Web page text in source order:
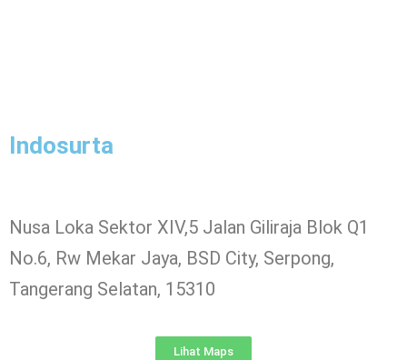
Indosurta
Nusa Loka Sektor XIV,5 Jalan Giliraja Blok Q1
No.6, Rw Mekar Jaya, BSD City, Serpong,
Tangerang Selatan, 15310
Lihat Maps